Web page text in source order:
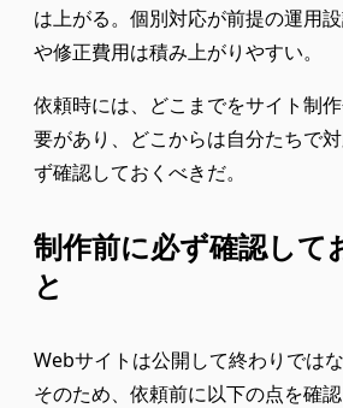
は上がる。個別対応が前提の運用
や修正費用は積み上がりやすい。
依頼時には、どこまでをサイト制
要があり、どこからは自分たちで
ず確認しておくべきだ。
制作前に必ず確認して
と
Webサイトは公開して終わりではな
そのため、依頼前に以下の点を確